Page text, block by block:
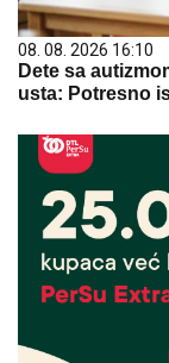
08. 08. 2026 16:10
Dete sa
usta: Potresno